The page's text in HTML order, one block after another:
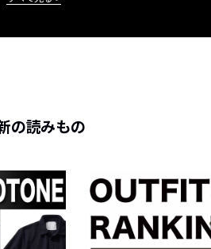
の読みもの